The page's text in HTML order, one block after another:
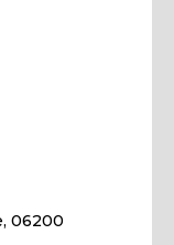
06200